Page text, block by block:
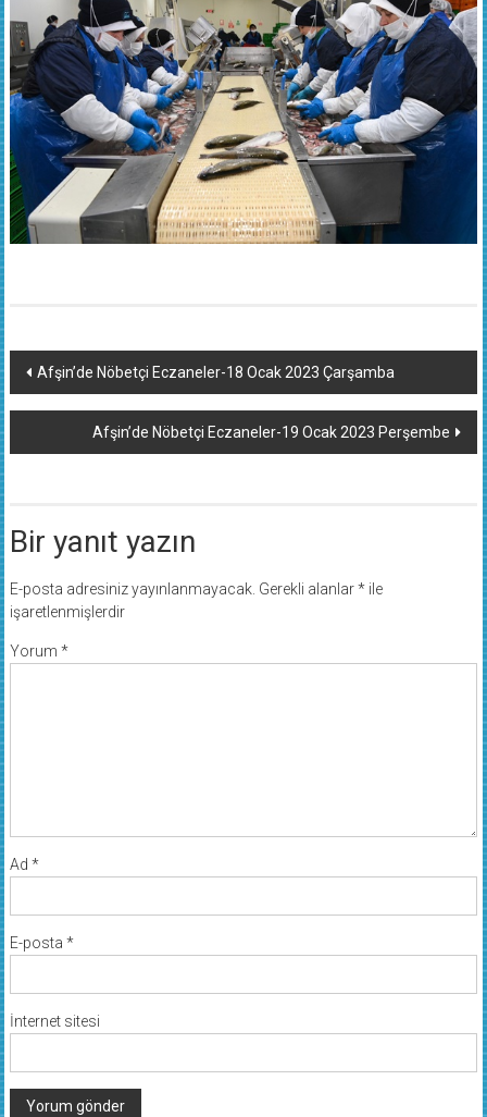
Yazı
dolaşımı
Afşin’de Nöbetçi Eczaneler-18 Ocak 2023 Çarşamba
Afşin’de Nöbetçi Eczaneler-19 Ocak 2023 Perşembe
Bir yanıt yazın
E-posta adresiniz yayınlanmayacak. Gerekli alanlar*ile
işaretlenmişlerdir
Yorum *
Ad *
E-posta *
İnternet sitesi